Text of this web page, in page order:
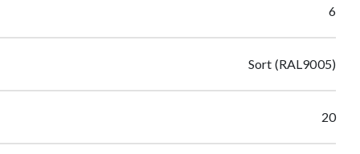
6
Sort (RAL9005)
20